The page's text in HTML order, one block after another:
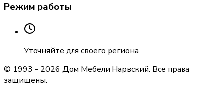
Режим работы
Уточняйте для своего региона
© 1993 – 2026 Дом Мебели Нарвский. Все права
защищены.